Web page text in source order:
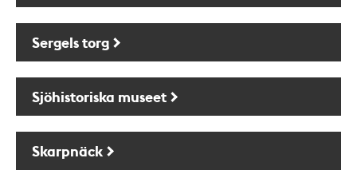
Sergels torg
Sjöhistoriska museet
Skarpnäck